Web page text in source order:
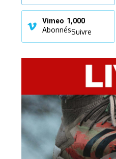
Vimeo 1,000
AbonnésSuivre